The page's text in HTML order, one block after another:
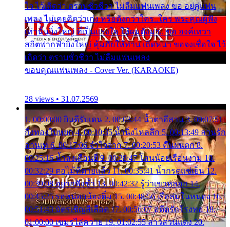
ใจ ไว้เถิดว่า ตราบชั่วชีวา ไม่ลืมแฟนเพลง ขอ อยู่คู่แฟน
เพลง ไม่เคยคิดว่าเก่ง หรือดังกว่าใคร..ใคร พระคุณผู้ฟัง
เท่านั้นยิ่งใหญ่ ที่เป็นแรงใจ ให้ผมดังมา.. ขอ องค์เทวา
สถิตฟากฟ้ายิ่งใหญ่ คุ้มภัยให้ท่าน เถิดหนา ขอจงเชื่อใจ ไว้
เถิดว่า ตราบชั่วชีวา ไม่ลืมแฟนเพลง
ขอบคุณแฟนเพลง - Cover Ver. (KARAOKE)
28 views • 31.07.2569
1. 00:00:00 ยินดีรับเดน 2. 00:03:44 น้ำตาอีสาน 3. 00:07:51
กิ่งทองใบหยก 4. 00:10:35 น้ำนิ่งไหลลึก 5. 00:13:49 ลานรัก
ลานเท 6. 00:17:06 จำใจจาก 7. 00:20:53 คืนฝนตก 8.
00:25:16 น้ำลงเดือนยี่ 9. 00:28:47 โสนน้อยเรือนงาม 10.
00:32:29 ตอไม้ที่ตายแล้ว 11. 00:35:41 น้ำกรดแช่เย็น 12.
00:39:08 อยากฟังซ้ำ 13. 00:42:32 รู้ว่าเขาหลอก 14.
00:45:25 รอหน่อยน้องติ๋ม 15. 00:48:56 เรือล่มในหนอง 16.
00:51:43 บัตรเชิญสีเลือด 17. 00:56:07 อดีตรักโรงทอ 18.
01:00:00 เขมรไล่ควาย 19. 01:02:55 สาวสวนแตง 20.